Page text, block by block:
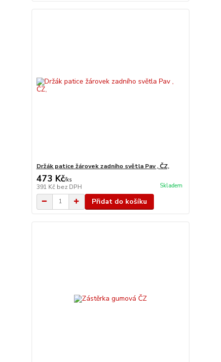
Držák patice žárovek zadního světla Pav , ČZ,
473 Kč/ks
391 Kč bez DPH Skladem
Přidat do košíku